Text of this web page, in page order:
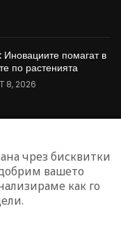
помагат в
по растенията
8, 2026
Недостиг на
АВГУСТ 8, 2026
чрез бисквитки
вашето
как го